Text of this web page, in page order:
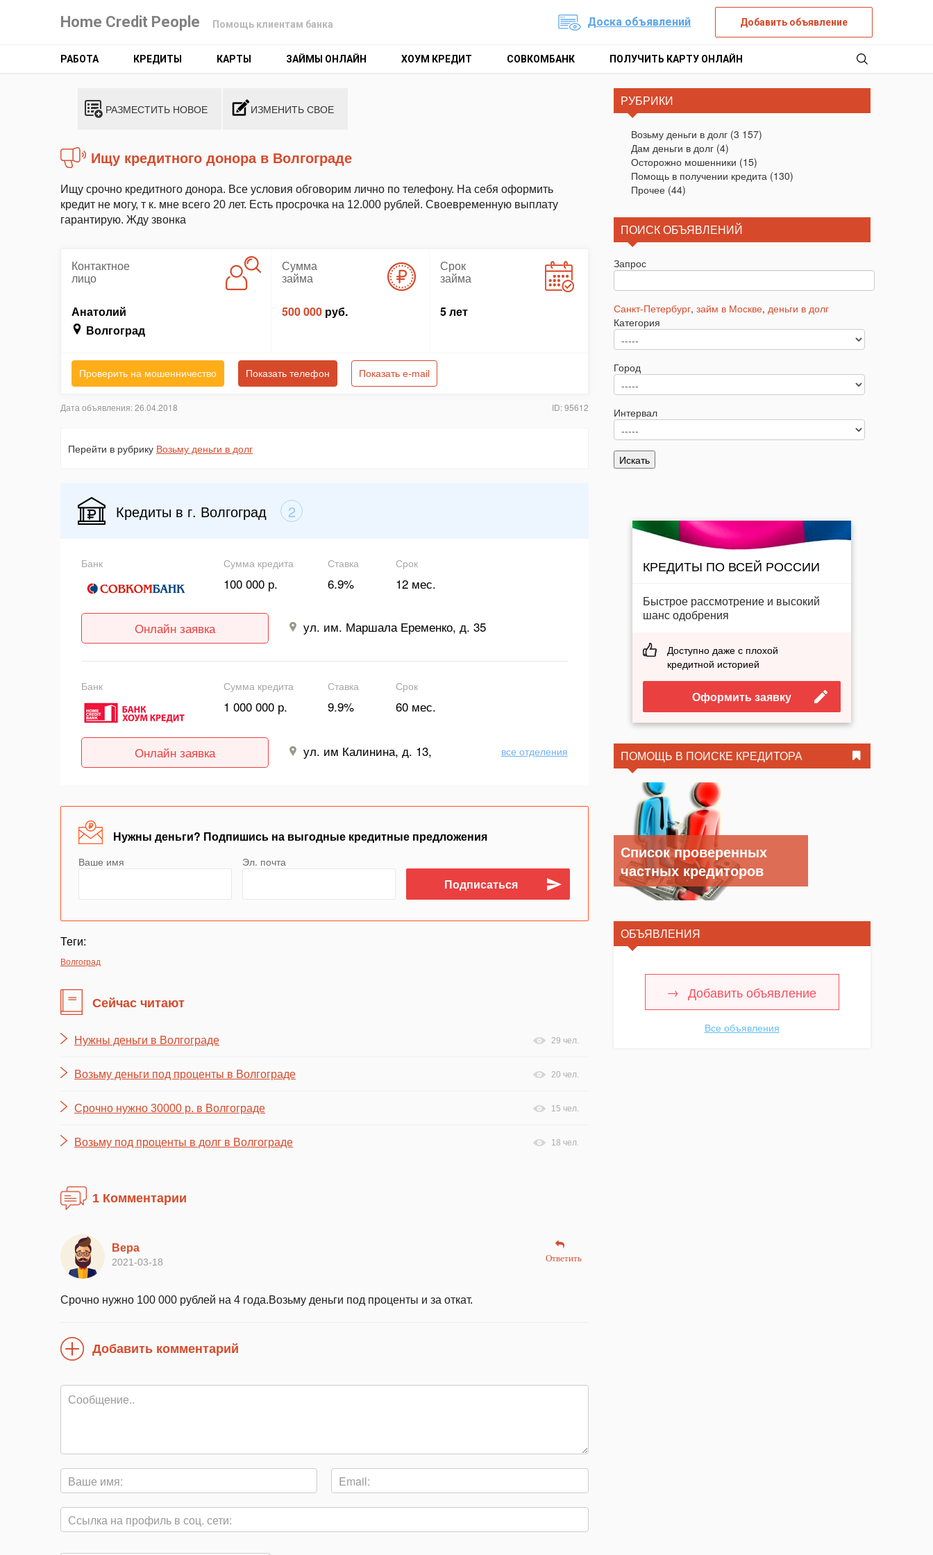
Home Credit People Помощь клиентам банка Доска объявлений Добавить объявление
РАБОТА КРЕДИТЫ КАРТЫ ЗАЙМЫ ОНЛАЙН ХОУМ КРЕДИТ СОВКОМБАНК ПОЛУЧИТЬ КАРТУ ОНЛАЙН
РАЗМЕСТИТЬ НОВОЕ ИЗМЕНИТЬ СВОЕ
Ищу кредитного донора в Волгограде
Ищу срочно кредитного донора. Все условия обговорим лично по телефону. На себя оформить
кредит не могу, т к. мне всего 20 лет. Есть просрочка на 12.000 рублей. Своевременную выплату
гарантирую. Жду звонка
Контактное
лицо
Анатолий
Волгоград
Сумма
займа
500 000 руб.
Срок
займа
5 лет
Проверить на мошенничество Показать телефон Показать e-mail
Дата объявления: 26.04.2018 ID: 95612
Перейти в рубрику Возьму деньги в долг
Кредиты в г. Волгоград 2
Банк Сумма кредита
100 000 р.
Ставка
6.9%
Срок
12 мес.
Онлайн заявка ул. им. Маршала Еременко, д. 35
Банк Сумма кредита
1 000 000 р.
Ставка
9.9%
Срок
60 мес.
Онлайн заявка ул. им Калинина, д. 13, все отделения
Нужны деньги? Подпишись на выгодные кредитные предложения
Ваше имя Эл. почта
Теги:
Волгоград
Сейчас читают
Нужны деньги в Волгограде 29 чел.
Возьму деньги под проценты в Волгограде 20 чел.
Срочно нужно 30000 р. в Волгограде 15 чел.
Возьму под проценты в долг в Волгограде 18 чел.
1 Комментарии
Вера
2021-03-18 Ответить
Срочно нужно 100 000 рублей на 4 года.Возьму деньги под проценты и за откат.
Добавить комментарий
РУБРИКИ
Возьму деньги в долг(3 157)
Дам деньги в долг(4)
Осторожно мошенники (15)
Помощь в получении кредита(130)
Прочее(44)
ПОИСК ОБЪЯВЛЕНИЙ
Запрос
Санкт-Петербург, займ в Москве, деньги в долг
Категория
Город
Интервал
КРЕДИТЫ ПО ВСЕЙ РОССИИ
Быстрое рассмотрение и высокий
шанс одобрения
Доступно даже с плохой
кредитной историей
Оформить заявку
ПОМОЩЬ В ПОИСКЕ КРЕДИТОРА
Список проверенных
частных кредиторов
ОБЪЯВЛЕНИЯ
Добавить объявление
Все объявления